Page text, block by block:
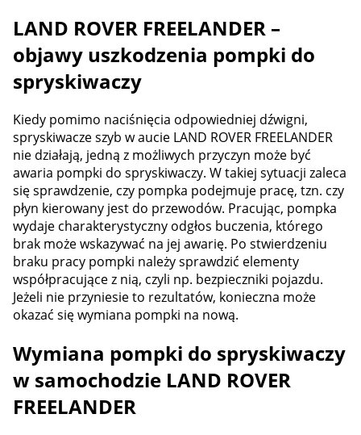
LAND ROVER FREELANDER –
objawy uszkodzenia pompki do
spryskiwaczy
Kiedy pomimo naciśnięcia odpowiedniej dźwigni,
spryskiwacze szyb w aucie LAND ROVER FREELANDER
nie działają, jedną z możliwych przyczyn może być
awaria pompki do spryskiwaczy. W takiej sytuacji zaleca
się sprawdzenie, czy pompka podejmuje pracę, tzn. czy
płyn kierowany jest do przewodów. Pracując, pompka
wydaje charakterystyczny odgłos buczenia, którego
brak może wskazywać na jej awarię. Po stwierdzeniu
braku pracy pompki należy sprawdzić elementy
współpracujące z nią, czyli np. bezpieczniki pojazdu.
Jeżeli nie przyniesie to rezultatów, konieczna może
okazać się wymiana pompki na nową.
Wymiana pompki do spryskiwaczy
w samochodzie LAND ROVER
FREELANDER